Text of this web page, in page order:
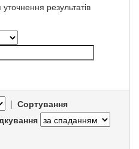
результатів
| Сортування